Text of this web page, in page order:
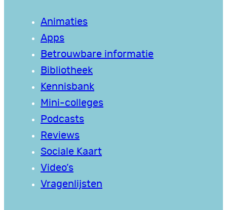
Animaties
Apps
Betrouwbare informatie
Bibliotheek
Kennisbank
Mini-colleges
Podcasts
Reviews
Sociale Kaart
Video’s
Vragenlijsten